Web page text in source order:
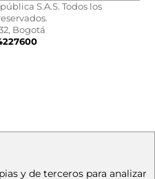
S.A.S. Todos los
Bogotá
y de terceros para analizar